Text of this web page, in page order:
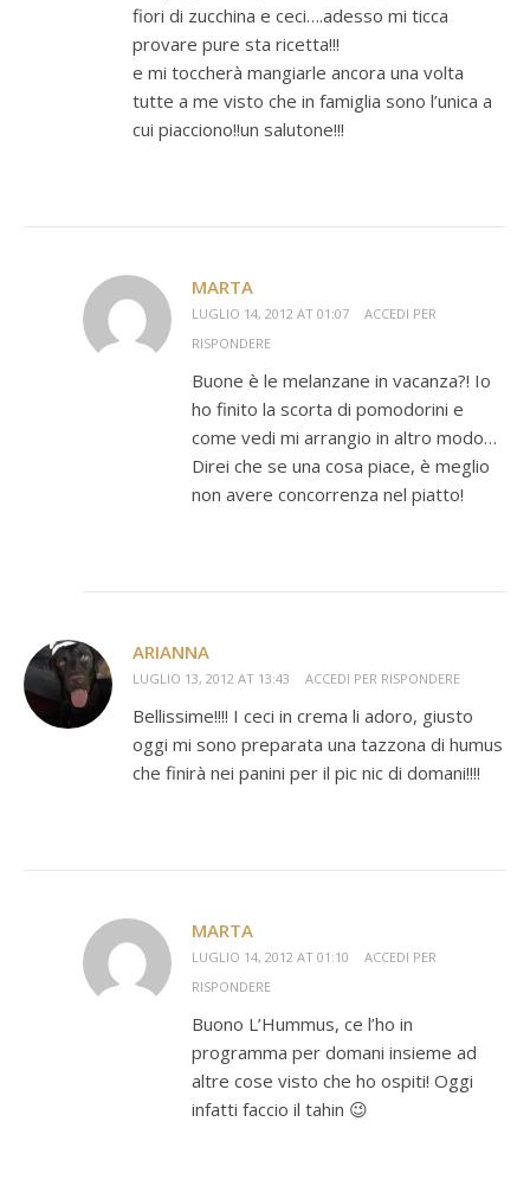
fiori di zucchina e ceci….adesso mi ticca
provare pure sta ricetta!!!
e mi toccherà mangiarle ancora una volta
tutte a me visto che in famiglia sono l’unica a
cui piacciono!!un salutone!!!
MARTA
LUGLIO 14, 2012 AT 01:07
ACCEDI PER
RISPONDERE
Buone è le melanzane in vacanza?! Io
ho finito la scorta di pomodorini e
come vedi mi arrangio in altro modo…
Direi che se una cosa piace, è meglio
non avere concorrenza nel piatto!
ARIANNA
LUGLIO 13, 2012 AT 13:43 ACCEDI PER RISPONDERE
Bellissime!!!! I ceci in crema li adoro, giusto
oggi mi sono preparata una tazzona di humus
che finirà nei panini per il pic nic di domani!!!!
MARTA
LUGLIO 14, 2012 AT 01:10
ACCEDI PER
RISPONDERE
Buono L’Hummus, ce l’ho in
programma per domani insieme ad
altre cose visto che ho ospiti! Oggi
infatti faccio il tahin 😉